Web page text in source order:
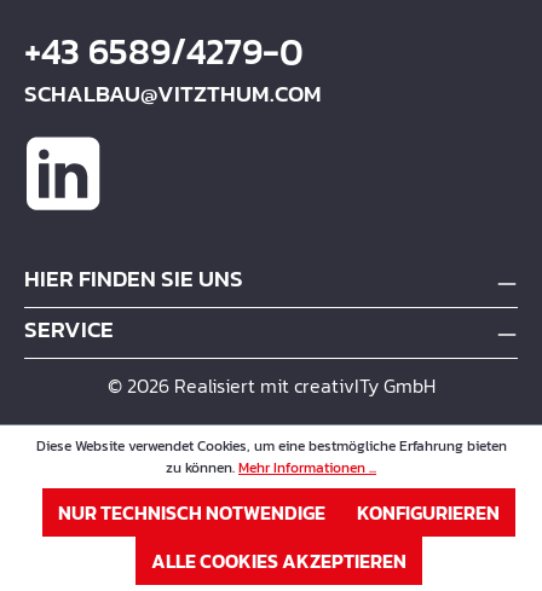
+43 6589/4279-0
SCHALBAU@VITZTHUM.COM
HIER FINDEN SIE UNS
SERVICE
© 2026 Realisiert mit creativITy GmbH
Diese Website verwendet Cookies, um eine bestmögliche Erfahrung bieten
zu können.Mehr Informationen ...
NUR TECHNISCH NOTWENDIGE
KONFIGURIEREN
ALLE COOKIES AKZEPTIEREN